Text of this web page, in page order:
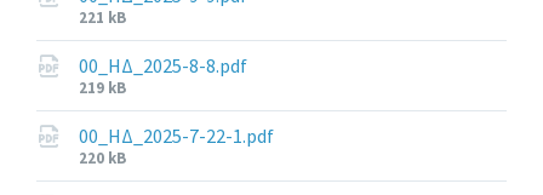
File
size:
221 kB
00_ΗΔ_2025-8-8.pdf
File
size:
219 kB
00_ΗΔ_2025-7-22-1.pdf
File
size:
220 kB